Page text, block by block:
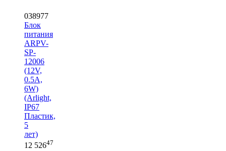
038977
Блок
питания
ARPV-
SP-
12006
(12V,
0.5A,
6W)
(Arlight,
IP67
Пластик,
5
лет)
12 52647